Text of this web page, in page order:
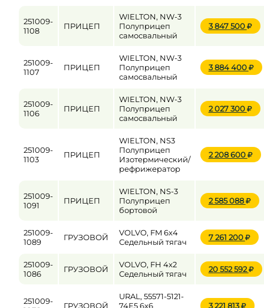
251009-
1108
ПРИЦЕП
WIELTON, NW-3
Полуприцеп
самосвальный
3 847 500
251009-
1107
ПРИЦЕП
WIELTON, NW-3
Полуприцеп
самосвальный
3 884 400
251009-
1106
ПРИЦЕП
WIELTON, NW-3
Полуприцеп
самосвальный
2 027 300
251009-
1103
ПРИЦЕП
WIELTON, NS3
Полуприцеп
Изотермический/
рефрижератор
2 208 600
251009-
1091
ПРИЦЕП
WIELTON, NS-3
Полуприцеп
бортовой
2 585 088
251009-
1089
ГРУЗОВОЙ
VOLVO, FM 6x4
Седельный тягач
7 261 200
251009-
1086
ГРУЗОВОЙ
VOLVO, FH 4x2
Седельный тягач
20 552 592
251009-
ГРУЗОВОЙ
URAL, 55571-5121-
74Е5 6x6
3 221 813